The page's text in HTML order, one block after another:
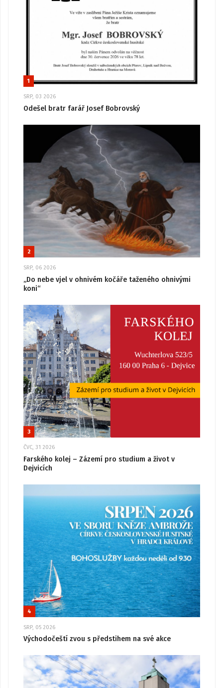
1
SRP, 03 2026
Odešel bratr farář Josef Bobrovský
2
SRP, 06 2026
„Do nebe vjel v ohnivém kočáře taženého ohnivými
koni“
3
ČVC, 31 2026
Farského kolej – Zázemí pro studium a život v
Dejvicích
4
SRP, 05 2026
Východočeští zvou s předstihem na své akce